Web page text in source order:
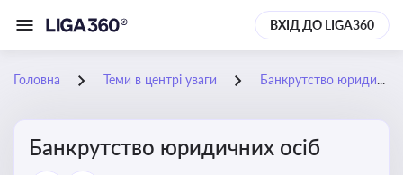
ВХІД ДО LIGA360
Головна Теми в центрі уваги Банкрутство юридичних осіб
Банкрутство юридичних осіб